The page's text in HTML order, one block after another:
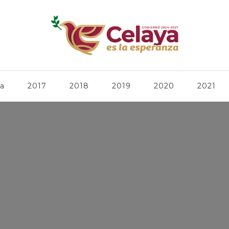
2017 2018 2019 2020 2021